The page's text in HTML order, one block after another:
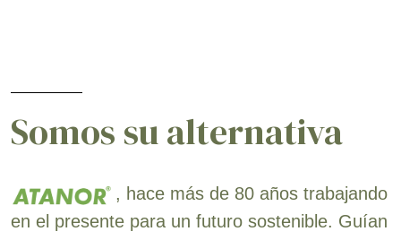
Somos su alternativa
, hace más de 80 años trabajando
en el presente para un futuro sostenible. Guían